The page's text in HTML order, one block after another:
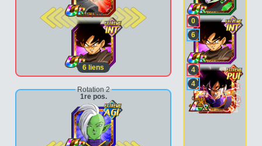
2e pos.
6 liens
Rotation 2
1re pos.
0
6
4
4